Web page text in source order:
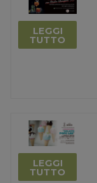
LEGGI
TUTTO
LEGGI
TUTTO